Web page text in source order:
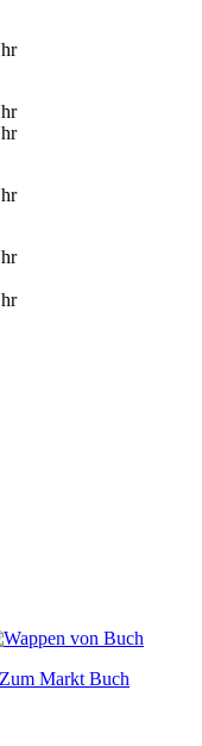
Zum Markt Buch